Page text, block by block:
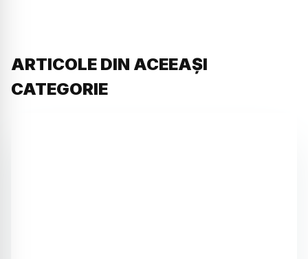
ARTICOLE DIN ACEEAȘI
CATEGORIE